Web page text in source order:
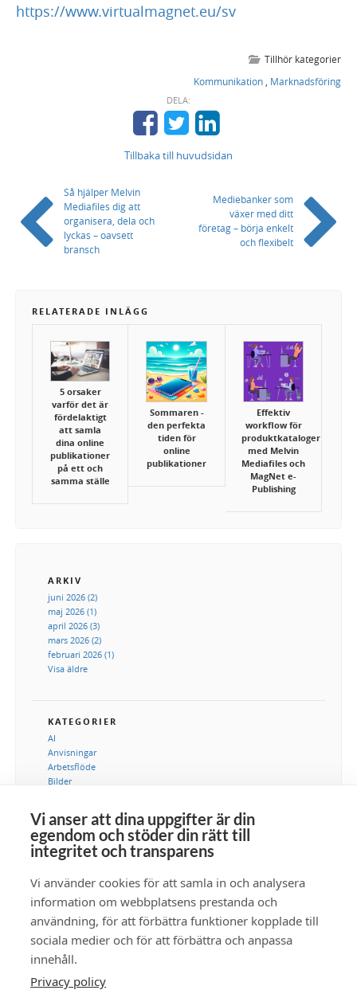
Vi anser att dina uppgifter är din
egendom och stöder din rätt till
integritet och transparens
Vi använder cookies för att samla in och analysera
information om webbplatsens prestanda och
användning, för att förbättra funktioner kopplade till
sociala medier och för att förbättra och anpassa
innehåll.
Privacy policy
https://www.virtualmagnet.eu/sv
Tillhör kategorier
Kommunikation
Marknadsföring
DELA:
Tillbaka till huvudsidan
Så hjälper Melvin
Mediafiles dig att
organisera, dela och
lyckas – oavsett
bransch
Mediebanker som
växer med ditt
företag – börja enkelt
och flexibelt
RELATERADE INLÄGG
5 orsaker
varför det är
fördelaktigt
att samla
dina online
publikationer
på ett och
samma ställe
Sommaren -
den perfekta
tiden för
online
publikationer
Effektiv
workflow för
produktkataloger
med Melvin
Mediafiles och
MagNet e-
Publishing
ARKIV
juni 2026 (2)
maj 2026 (1)
april 2026 (3)
mars 2026 (2)
februari 2026 (1)
Visa äldre
KATEGORIER
AI
Anvisningar
Arbetsflöde
Bilder
Integration
IT-avdelning
Kommunikation
Metadata
Samlingar
Säkerhet
Tillgänglighet
Video